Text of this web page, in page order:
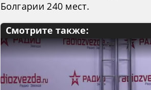
Болгарии 240 мест.
Смотрите также: